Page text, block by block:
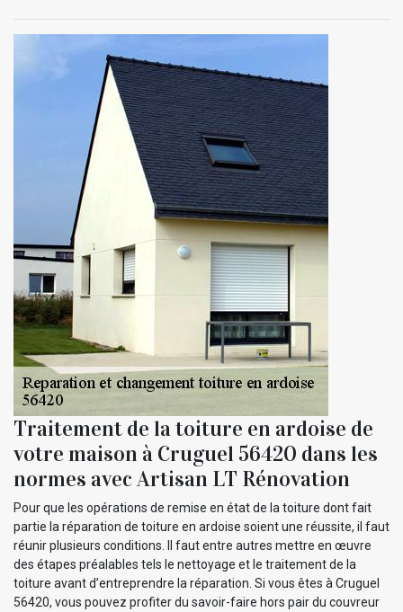
Traitement de la toiture en ardoise de
votre maison à Cruguel 56420 dans les
normes avec Artisan LT Rénovation
Pour que les opérations de remise en état de la toiture dont fait
partie la réparation de toiture en ardoise soient une réussite, il faut
réunir plusieurs conditions. Il faut entre autres mettre en œuvre
des étapes préalables tels le nettoyage et le traitement de la
toiture avant d’entreprendre la réparation. Si vous êtes à Cruguel
56420, vous pouvez profiter du savoir-faire hors pair du couvreur